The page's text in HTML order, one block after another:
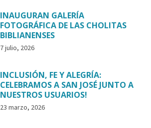
INAUGURAN GALERÍA
FOTOGRÁFICA DE LAS CHOLITAS
BIBLIANENSES
7 julio, 2026
INCLUSIÓN, FE Y ALEGRÍA:
CELEBRAMOS A SAN JOSÉ JUNTO A
NUESTROS USUARIOS!
23 marzo, 2026